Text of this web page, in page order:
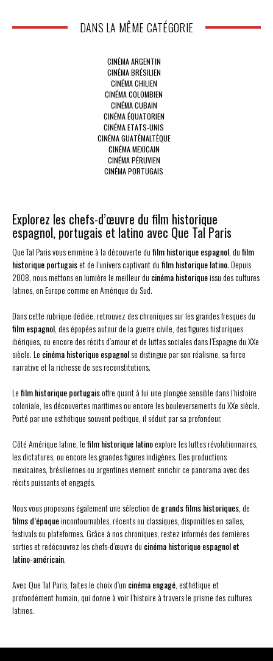
DANS LA MÊME CATÉGORIE
CINÉMA ARGENTIN
CINÉMA BRÉSILIEN
CINÉMA CHILIEN
CINÉMA COLOMBIEN
CINÉMA CUBAIN
CINÉMA ÉQUATORIEN
CINÉMA ETATS-UNIS
CINÉMA GUATÉMALTÈQUE
CINÉMA MEXICAIN
CINÉMA PÉRUVIEN
CINÉMA PORTUGAIS
Explorez les chefs-d’œuvre du film historique
espagnol, portugais et latino avec Que Tal Paris
Que Tal Paris vous emmène à la découverte dufilm historique espagnol, dufilm
historique portugaiset de l’univers captivant dufilm historique latino. Depuis
2008, nous mettons en lumière le meilleur du cinéma historiqueissu des cultures
latines, en Europe comme en Amérique du Sud.
Dans cette rubrique dédiée, retrouvez des chroniques sur les grandes fresques du
film espagnol, des épopées autour de la guerre civile, des figures historiques
ibériques, ou encore des récits d’amour et de luttes sociales dans l’Espagne du XXe
siècle. Le cinéma historique espagnolse distingue par son réalisme, sa force
narrative et la richesse de ses reconstitutions.
Lefilm historique portugaisoffre quant à lui une plongée sensible dans l’histoire
coloniale, les découvertes maritimes ou encore les bouleversements du XXe siècle.
Porté par une esthétique souvent poétique, il séduit par sa profondeur.
Côté Amérique latine, lefilm historique latinoexplore les luttes révolutionnaires,
les dictatures, ou encore les grandes figures indigènes. Des productions
mexicaines, brésiliennes ou argentines viennent enrichir ce panorama avec des
récits puissants et engagés.
Nous vous proposons également une sélection de grands films historiques, de
films d’époqueincontournables, récents ou classiques, disponibles en salles,
festivals ou plateformes. Grâce à nos chroniques, restez informés des dernières
sorties et redécouvrez les chefs-d’œuvre du cinéma historique espagnol et
latino-américain.
Avec Que Tal Paris, faites le choix d’un cinéma engagé, esthétique et
profondément humain, qui donne à voir l’histoire à travers le prisme des cultures
latines.